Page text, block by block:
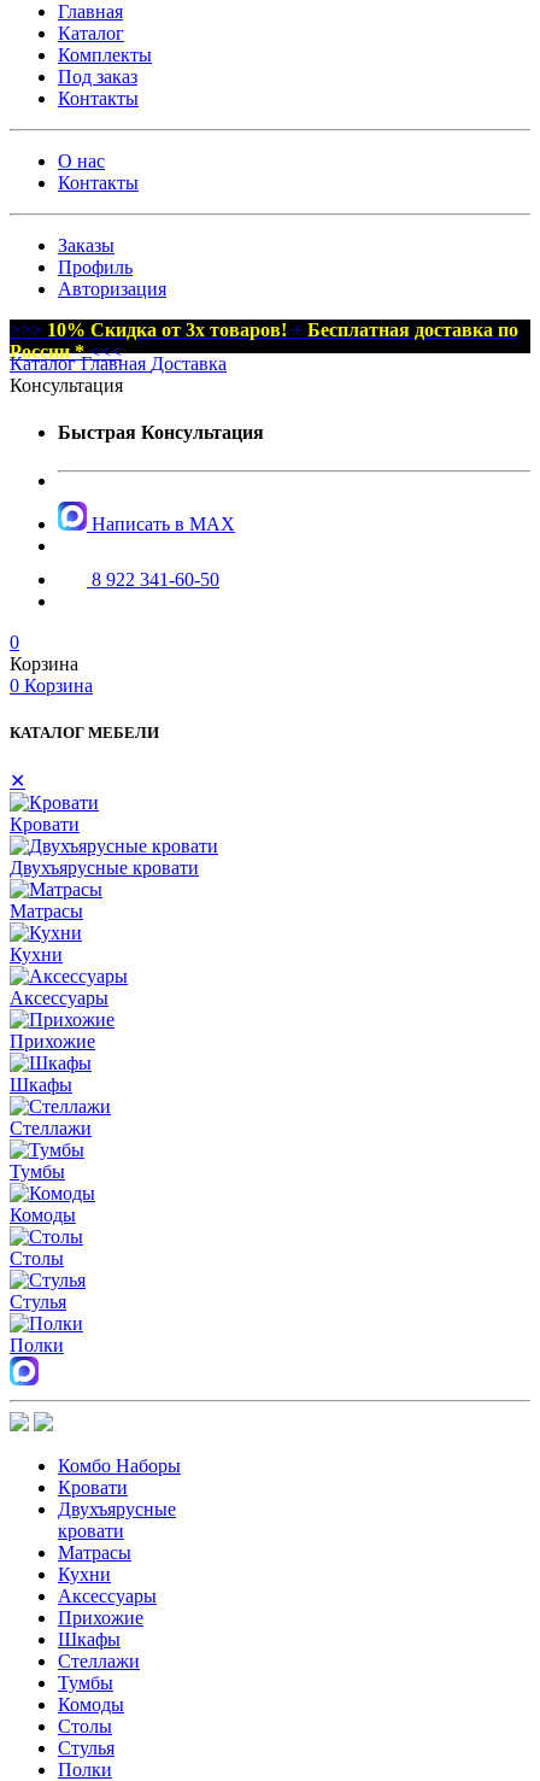
Главная
Каталог
Комплекты
Под заказ
Контакты
О нас
Контакты
Заказы
Профиль
Авторизация
>>> 10% Скидка от 3х товаров! + Бесплатная доставка по
России *<<<
Каталог Главная Доставка
Консультация
Быстрая Консультация
Написать в MAX
8 922 341-60-50
0
Корзина
0 Корзина
КАТАЛОГ МЕБЕЛИ
✕
Кровати
Двухъярусные кровати
Матрасы
Кухни
Аксессуары
Прихожие
Шкафы
Стеллажи
Тумбы
Комоды
Столы
Стулья
Полки
Комбо Наборы
Кровати
Двухъярусные
кровати
Матрасы
Кухни
Аксессуары
Прихожие
Шкафы
Стеллажи
Тумбы
Комоды
Столы
Стулья
Полки